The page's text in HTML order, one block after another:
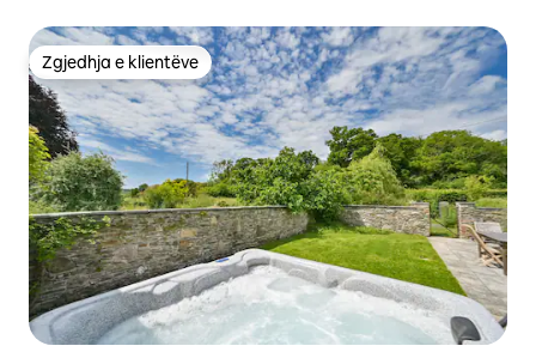
Zgjedhja e klientëve
Zgjedhja e klientëve